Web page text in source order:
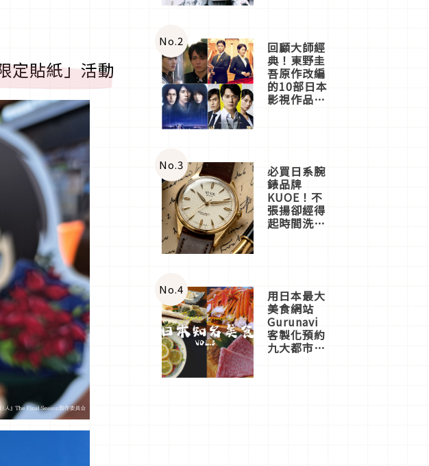
定貼紙」活動
體驗
No.2 回顧大師經
典！東野圭
吾原作改編
的10部日本
影視作品推
No.3 必買日系腕
錶品牌
KUOE！不
張揚卻經得
起時間洗鍊
No.4 用日本最大
美食網站
Gurunavi
客製化預約
九大都市餐